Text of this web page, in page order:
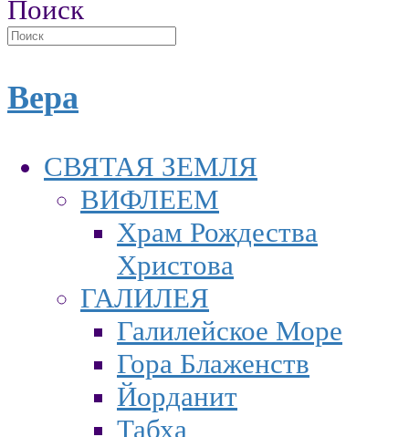
Поиск
Вера
СВЯТАЯ ЗЕМЛЯ
ВИФЛЕЕМ
Храм Рождества
Христова
ГАЛИЛЕЯ
Галилейское Море
Гора Блаженств
Йорданит
Табха